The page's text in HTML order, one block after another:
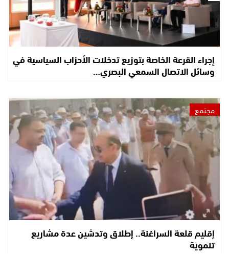
إجراء القرعة الخاصة بتوزيع تدخلات الأحزاب السياسية في
وسائل الاتصال السمعي البصري…
مجتمع
إقليم قلعة السراغنة.. إطلاق وتدشين عدة مشاريع
تنموية